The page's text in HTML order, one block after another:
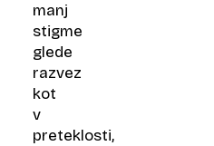
manj
stigme
glede
razvez
kot
v
preteklosti,